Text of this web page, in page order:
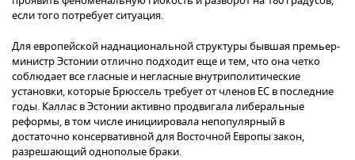
если того потребует ситуация.
Для европейской наднациональной структуры бывшая премьер-
министр Эстонии отлично подходит еще и тем, что она четко
соблюдает все гласные и негласные внутриполитические
установки, которые Брюссель требует от членов ЕС в последние
годы. Каллас в Эстонии активно продвигала либеральные
реформы, в том числе инициировала непопулярный в
достаточно консервативной для Восточной Европы закон,
разрешающий однополые браки.